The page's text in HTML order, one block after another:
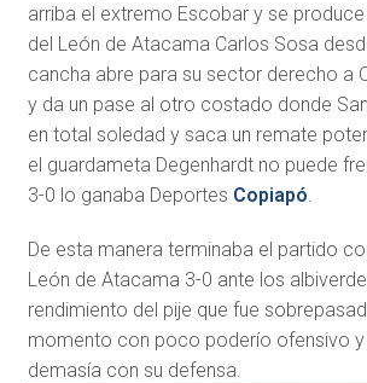
arriba el extremo Escobar y se
del León de Atacama Carlos Sosa
cancha abre para su sector derecho a
y da un pase al otro costado donde
en total soledad y saca un remate
el guardameta Degenhardt no puede
3-0 lo ganaba Deportes Copiapó
De esta manera terminaba el partido
León de Atacama 3-0 ante los
rendimiento del pije que fue
momento con poco poderío ofensivo y
demasía con su defensa.